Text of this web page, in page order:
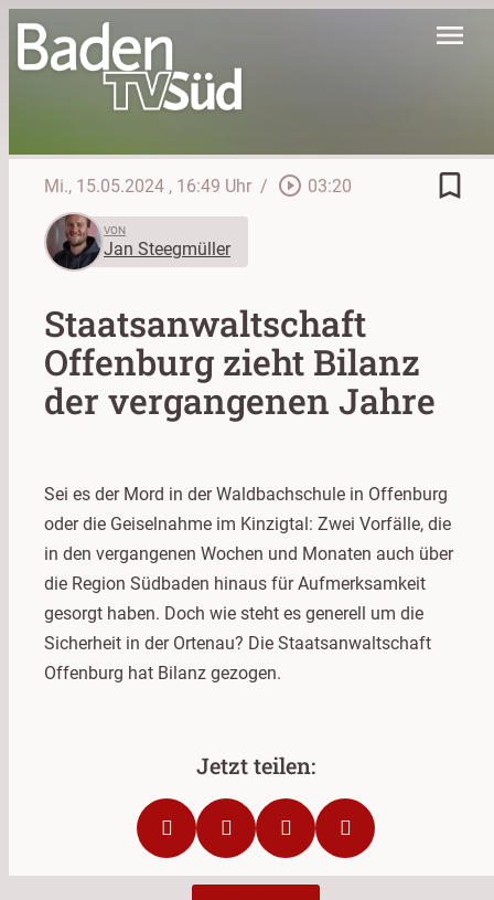
menu
Mi., 15.05.2024 , 16:49 Uhr / play_circle_outline 03:20 bookmark_border
VON
Jan Steegmüller
Staatsanwaltschaft
Offenburg zieht Bilanz
der vergangenen Jahre
Sei es der Mord in der Waldbachschule in Offenburg
oder die Geiselnahme im Kinzigtal: Zwei Vorfälle, die
in den vergangenen Wochen und Monaten auch über
die Region Südbaden hinaus für Aufmerksamkeit
gesorgt haben. Doch wie steht es generell um die
Sicherheit in der Ortenau? Die Staatsanwaltschaft
Offenburg hat Bilanz gezogen.